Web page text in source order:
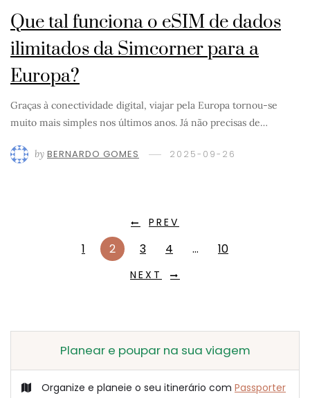
Que tal funciona o eSIM de dados
ilimitados da Simcorner para a
Europa?
Graças à conectividade digital, viajar pela Europa tornou-se
muito mais simples nos últimos anos. Já não precisas de…
by BERNARDO GOMES 2025-09-26
PREV
1 2 3 4 … 10
NEXT
Planear e poupar na sua viagem
Organize e planeie o seu itinerário com Passporter